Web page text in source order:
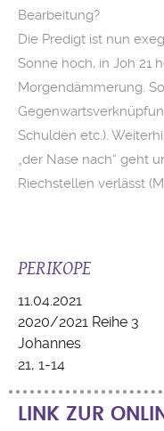
Bearbeitung?
Die Predigt ist nun
Sonne hoch, in Joh 21
Morgendämmerung.
Schulden etc.).
„der Nase nach“ geht
Riechstellen verlässt
PERIKOPE
11.04.2021
2020/2021 Reihe 3
Johannes
21, 1-14
LINK ZUR